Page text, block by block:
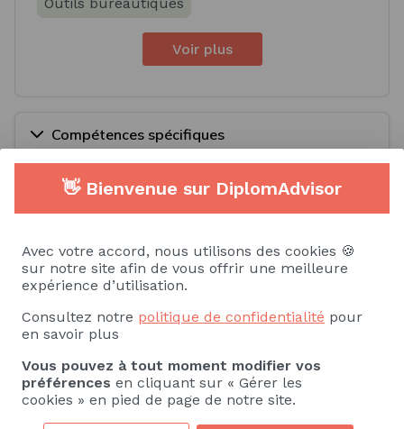
Voir plus
Compétences spécifiques
Savoir Savoir-faire
Histoire
Culture générale/ Domaine culturel
Culture artistique
Voir plus
👋 Bienvenue sur DiplomAdvisor
Avec votre accord, nous utilisons des cookies 🍪
sur notre site afin de vous offrir une meilleure
expérience d’utilisation.
Consultez notre politique de confidentialité pour
en savoir plus
Vous pouvez à tout moment modifier vos
préférences en cliquant sur « Gérer les
cookies » en pied de page de notre site.